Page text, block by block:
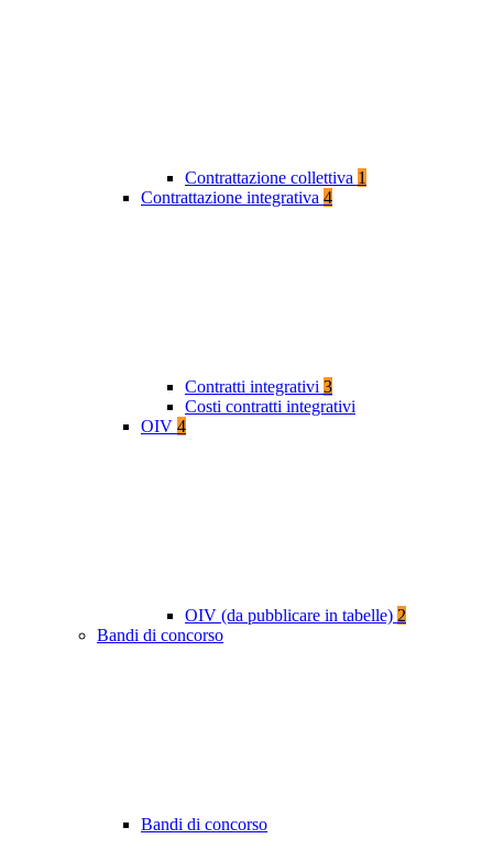
Contrattazione collettiva 1
Contrattazione integrativa 4
Contratti integrativi 3
Costi contratti integrativi
OIV 4
OIV (da pubblicare in tabelle) 2
Bandi di concorso
Bandi di concorso